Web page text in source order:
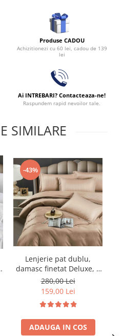
Produse CADOU
Achizitionezi cu 60 lei, cadou de 139
lei
Ai INTREBARI? Contacteaza-ne!
Raspundem rapid nevoilor tale.
SIMILARE
-43%
Lenjerie pat dublu,
damasc finetat Deluxe, 6
piese, cearceaf pat cu
elastic, Maro
280,00 Lei
159,00 Lei
ADAUGA IN COS